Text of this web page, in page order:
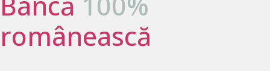
românească